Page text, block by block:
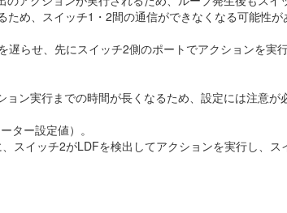
め、スイッチ1・2間の通信ができなくなる可能性が
らせ、先にスイッチ2側のポートでアクションを実
ン実行までの時間が長くなるため、設定には注意が
ター設定値）。
イッチ2がLDFを検出してアクションを実行し、